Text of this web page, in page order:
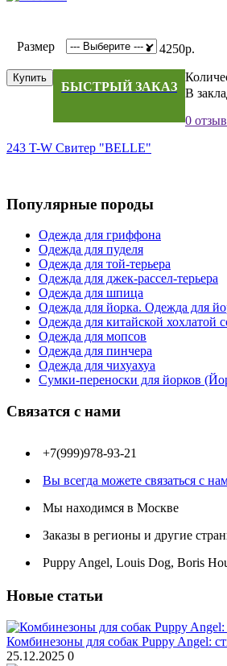
Размер 4250р.
Купить
БЫСТРЫЙ ЗАКАЗ В
0
243 T-W Свитер "BELLE"
Популярные породы
Одежда для гриффона
Одежда для пуделя
Одежда для той-терьера
Одежда для джек-рассел-терьера
Одежда для шпица
Одежда для йорка. Одежда для
Одежда для китайской хохлатой
Одежда для мопсов
Одежда для пинчера
Одежда для чихуахуа
Сумки-переноски для йорков
Связатся с нами
+7(999)978-93-21
Вы всегда можете связаться с
Мы находимся в Москве
Заказы в регионы и другие
Puppy Angel, Louis Dog, Boris
Новые статьи
Комбинезоны для собак Puppy Angel:
25.12.2025 0